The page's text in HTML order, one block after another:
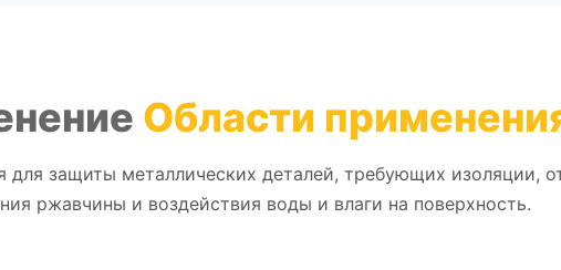
Области
для защиты металлических деталей, требующих изоляции,
ржавчины и воздействия воды и влаги на поверхность.